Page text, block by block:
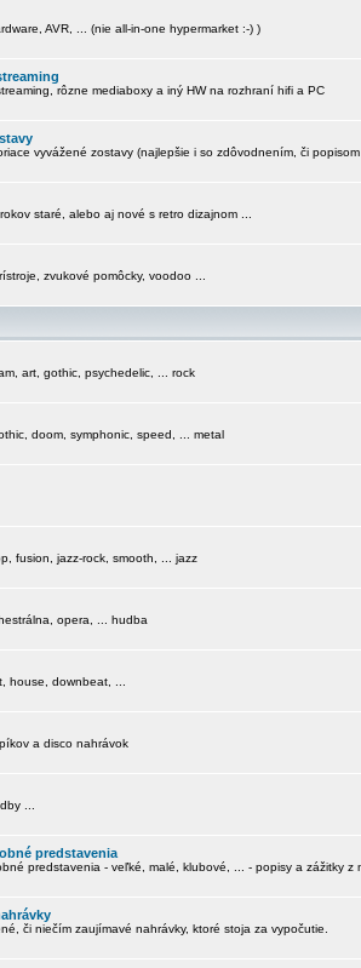
AVR, ... (nie all-in-one hypermarket :-) )
rôzne mediaboxy a iný HW na rozhraní hifi a PC
vyvážené zostavy (najlepšie i so zdôvodnením, či
staré, alebo aj nové s retro dizajnom ...
zvukové pomôcky, voodoo ...
art, gothic, psychedelic, ... rock
doom, symphonic, speed, ... metal
fusion, jazz-rock, smooth, ... jazz
opera, ... hudba
house, downbeat, ...
a disco nahrávok
...
predstavenia
predstavenia - veľké, malé, klubové, ... - popisy a zážitky z
či niečím zaujímavé nahrávky, ktoré stoja za vypočutie.